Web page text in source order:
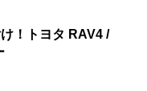
！トヨタ RAV4 /